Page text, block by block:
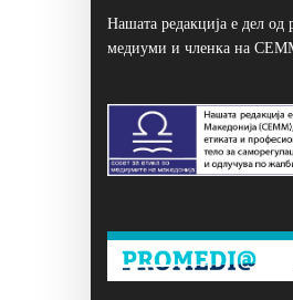
Нашата редакција е дел од
медиуми и членка на